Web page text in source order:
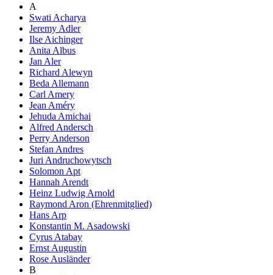
A
Swati Acharya
Jeremy Adler
Ilse Aichinger
Anita Albus
Jan Aler
Richard Alewyn
Beda Allemann
Carl Amery
Jean Améry
Jehuda Amichai
Alfred Andersch
Perry Anderson
Stefan Andres
Juri Andruchowytsch
Solomon Apt
Hannah Arendt
Heinz Ludwig Arnold
Raymond Aron (Ehrenmitglied)
Hans Arp
Konstantin M. Asadowski
Cyrus Atabay
Ernst Augustin
Rose Ausländer
B